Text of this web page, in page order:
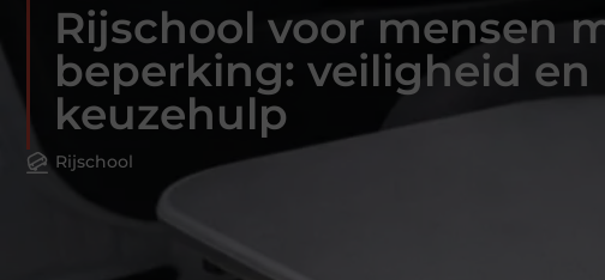
Rijschool voor mensen
beperking: veiligheid en
keuzehulp
Rijschool